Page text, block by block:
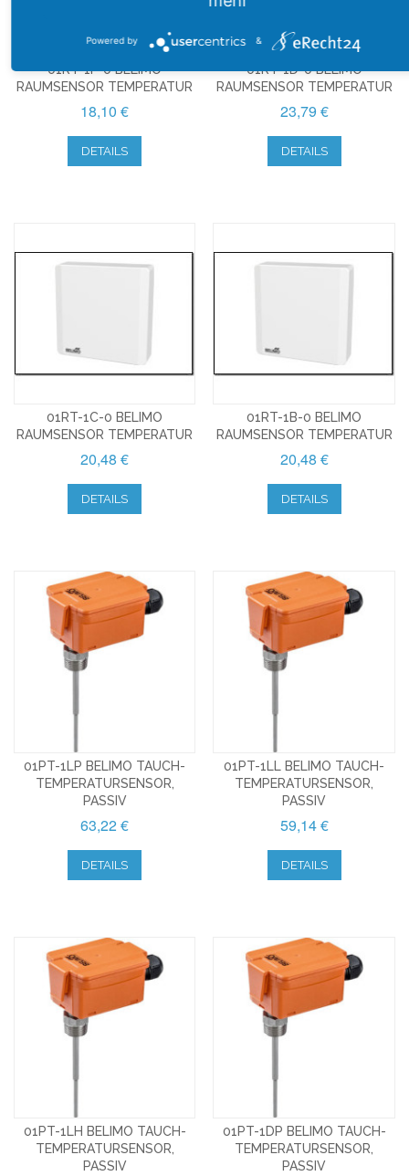
01RT-1F-0 BELIMO
RAUMSENSOR TEMPERATUR
18,10 €
DETAILS
01RT-1D-0 BELIMO
RAUMSENSOR TEMPERATUR
23,79 €
DETAILS
01RT-1C-0 BELIMO
RAUMSENSOR TEMPERATUR
20,48 €
DETAILS
01RT-1B-0 BELIMO
RAUMSENSOR TEMPERATUR
20,48 €
DETAILS
01PT-1LP BELIMO TAUCH-
TEMPERATURSENSOR,
PASSIV
63,22 €
DETAILS
01PT-1LL BELIMO TAUCH-
TEMPERATURSENSOR,
PASSIV
59,14 €
DETAILS
01PT-1LH BELIMO TAUCH-
TEMPERATURSENSOR,
PASSIV
01PT-1DP BELIMO TAUCH-
TEMPERATURSENSOR,
PASSIV
Powered by &